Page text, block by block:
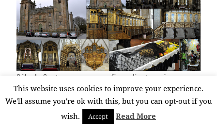
Sábado Santo amanece por fin radiante, así que nos
disponemos a aprovechar a tope esta jornada en la
que queremos cortejar ampliamente al río Duero,
para lo que cruzamos la frontera y nos dirigimos a
la aldea zamorana de Fariza, distante 14 km de
This website uses cookies to improve your experience.
We'll assume you're ok with this, but you can opt-out if you
wish.
Accept Read More